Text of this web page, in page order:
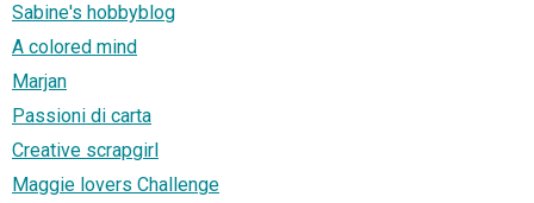
Sabine's hobbyblog
A colored mind
Marjan
Passioni di carta
Creative scrapgirl
Maggie lovers Challenge